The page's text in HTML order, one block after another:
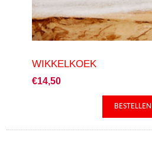
WIKKELKOEK
€14,50